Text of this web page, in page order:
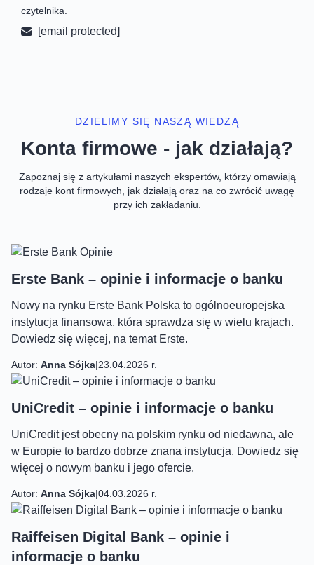
czytelnika.
[email protected]
DZIELIMY SIĘ NASZĄ WIEDZĄ
Konta firmowe - jak działają?
Zapoznaj się z artykułami naszych ekspertów, którzy omawiają
rodzaje kont firmowych, jak działają oraz na co zwrócić uwagę
przy ich zakładaniu.
Erste Bank – opinie i informacje o banku
Nowy na rynku Erste Bank Polska to ogólnoeuropejska
instytucja finansowa, która sprawdza się w wielu krajach.
Dowiedz się więcej, na temat Erste.
Autor: Anna Sójka|23.04.2026 r.
UniCredit – opinie i informacje o banku
UniCredit jest obecny na polskim rynku od niedawna, ale
w Europie to bardzo dobrze znana instytucja. Dowiedz się
więcej o nowym banku i jego ofercie.
Autor: Anna Sójka|04.03.2026 r.
Raiffeisen Digital Bank – opinie i
informacje o banku